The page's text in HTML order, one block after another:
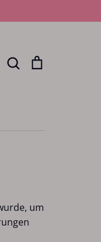
AccountSuchen
um